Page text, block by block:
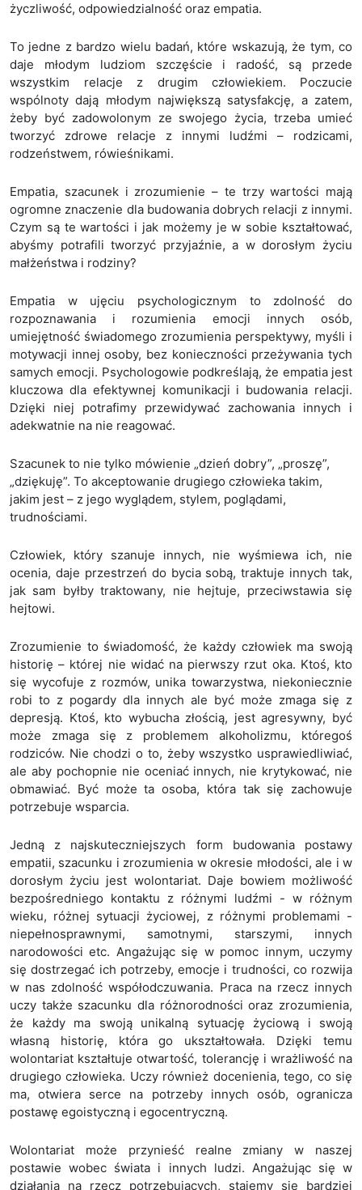
życzliwość, odpowiedzialność oraz empatia.
To jedne z bardzo wielu badań, które wskazują, że tym, co
daje młodym ludziom szczęście i radość, są przede
wszystkim relacje z drugim człowiekiem.
Poczucie
wspólnoty dają młodym największą satysfakcję, a zatem,
żeby być zadowolonym ze swojego życia, trzeba umieć
tworzyć zdrowe relacje z innymi ludźmi – rodzicami,
rodzeństwem, rówieśnikami.
Empatia, szacunek i zrozumienie – te trzy wartości mają
ogromne znaczenie dla budowania dobrych relacji z innymi.
Czym są te wartości i jak możemy je w sobie kształtować,
abyśmy potrafili tworzyć przyjaźnie, a w dorosłym życiu
małżeństwa i rodziny?
Empatia w ujęciu psychologicznym to zdolność do
rozpoznawania i rozumienia emocji innych osób,
umiejętność świadomego zrozumienia perspektywy, myśli i
motywacji innej osoby, bez konieczności przeżywania tych
samych emocji. Psychologowie podkreślają, że empatia jest
kluczowa dla efektywnej komunikacji i budowania relacji.
Dzięki niej potrafimy przewidywać zachowania innych i
adekwatnie na nie reagować.
Szacunek to nie tylko mówienie „dzień dobry”, „proszę”,
„dziękuję”. To akceptowanie drugiego człowieka takim,
jakim jest – z jego wyglądem, stylem, poglądami,
trudnościami.
Człowiek, który szanuje innych, nie wyśmiewa ich, nie
ocenia, daje przestrzeń do bycia sobą, traktuje innych tak,
jak sam byłby traktowany, nie hejtuje, przeciwstawia się
hejtowi.
Zrozumienie to świadomość, że każdy człowiek ma swoją
historię – której nie widać na pierwszy rzut oka. Ktoś, kto
się wycofuje z rozmów, unika towarzystwa, niekoniecznie
robi to z pogardy dla innych ale być może zmaga się z
depresją. Ktoś, kto wybucha złością, jest agresywny, być
może zmaga się z problemem alkoholizmu, któregoś
rodziców. Nie chodzi o to, żeby wszystko usprawiedliwiać,
ale aby pochopnie nie oceniać innych, nie krytykować, nie
obmawiać. Być może ta osoba, która tak się zachowuje
potrzebuje wsparcia.
Jedną z najskuteczniejszych form budowania postawy
empatii, szacunku i zrozumienia w okresie młodości, ale i w
dorosłym życiu jest wolontariat. Daje bowiem możliwość
bezpośredniego kontaktu z różnymi ludźmi - w różnym
wieku, różnej sytuacji życiowej, z różnymi problemami -
niepełnosprawnymi, samotnymi, starszymi, innych
narodowości etc. Angażując się w pomoc innym, uczymy
się dostrzegać ich potrzeby, emocje i trudności, co rozwija
w nas zdolność współodczuwania. Praca na rzecz innych
uczy także szacunku dla różnorodności oraz zrozumienia,
że każdy ma swoją unikalną sytuację życiową i swoją
własną historię, która go ukształtowała. Dzięki temu
wolontariat kształtuje otwartość, tolerancję i wrażliwość na
drugiego człowieka. Uczy również docenienia, tego, co się
ma, otwiera serce na potrzeby innych osób, ogranicza
postawę egoistyczną i egocentryczną.
Wolontariat może przynieść realne zmiany w naszej
postawie wobec świata i innych ludzi. Angażując się w
działania na rzecz potrzebujących, stajemy się bardziej